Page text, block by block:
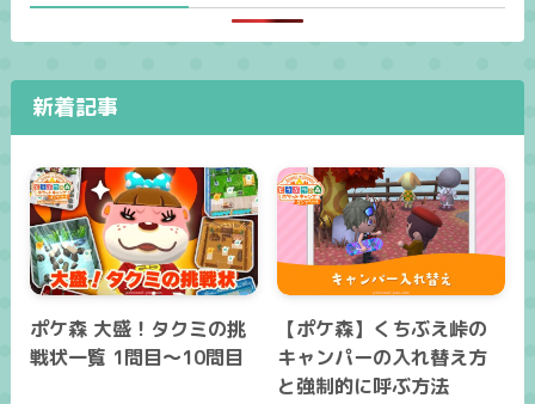
新着記事
ポケ森 大盛！タクミの挑
戦状一覧 1問目～10問目
【ポケ森】くちぶえ峠の
キャンパーの入れ替え方
と強制的に呼ぶ方法